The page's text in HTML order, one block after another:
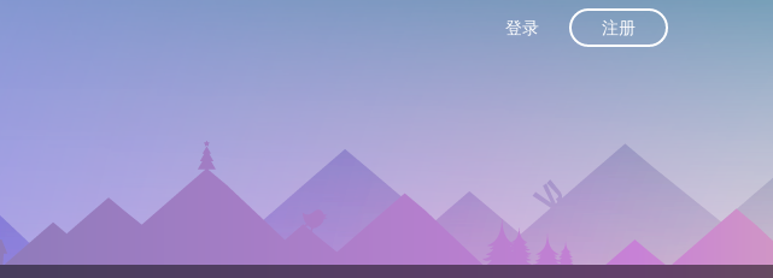
登录 注册